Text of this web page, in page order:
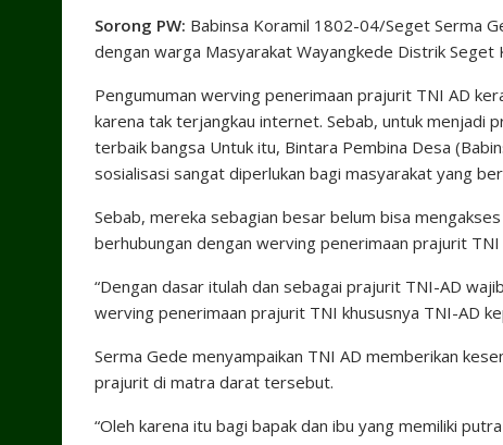
Sorong PW: Babinsa Koramil 1802-04/Seget Serma
dengan warga Masyarakat Wayangkede Distrik
Pengumuman werving penerimaan prajurit TNI AD
karena tak terjangkau internet. Sebab, untuk menjadi
terbaik bangsa Untuk itu, Bintara Pembina Desa
sosialisasi sangat diperlukan bagi masyarakat yang
Sebab, mereka sebagian besar belum bisa
berhubungan dengan werving penerimaan prajurit
“Dengan dasar itulah dan sebagai prajurit TNI-AD
werving penerimaan prajurit TNI khususnya TNI-AD
Serma Gede menyampaikan TNI AD memberikan
prajurit di matra darat tersebut.
“Oleh karena itu bagi bapak dan ibu yang memiliki